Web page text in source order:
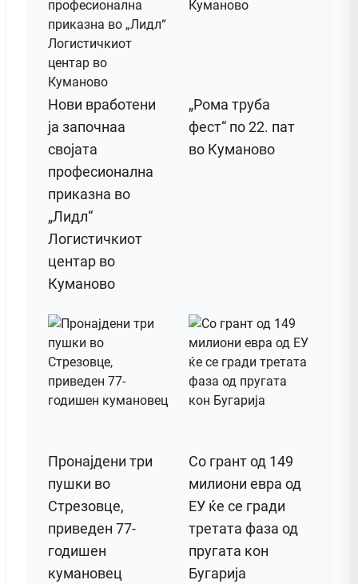
Нови вработени
ја започнаа
својата
професионална
приказна во
„Лидл“
Логистичкиот
центар во
Куманово
„Рома труба
фест“ по 22. пат
во Куманово
Пронајдени три
пушки во
Стрезовце,
приведен 77-
годишен
кумановец
Со грант од 149
милиони евра од
ЕУ ќе се гради
третата фаза од
пругата кон
Бугарија